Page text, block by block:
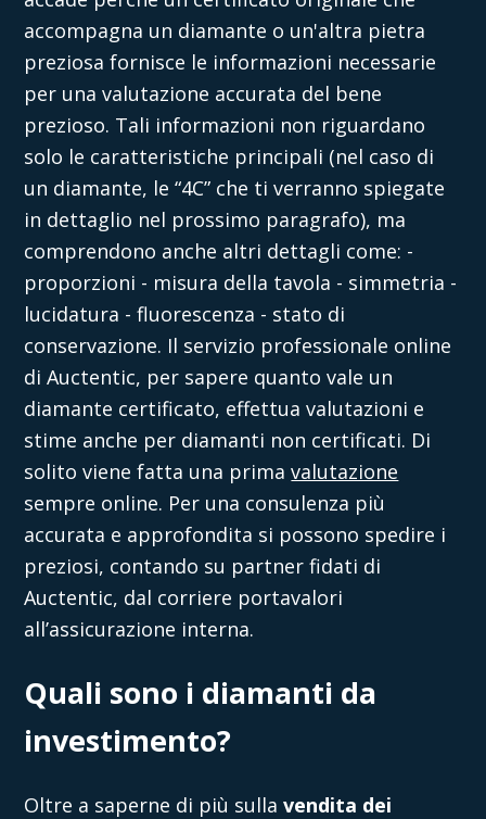
accompagna un diamante o un'altra pietra
preziosa fornisce le informazioni necessarie
per una valutazione accurata del bene
prezioso. Tali informazioni non riguardano
solo le caratteristiche principali (nel caso di
un diamante, le “4C” che ti verranno spiegate
in dettaglio nel prossimo paragrafo), ma
comprendono anche altri dettagli come: -
proporzioni - misura della tavola - simmetria -
lucidatura - fluorescenza - stato di
conservazione. Il servizio professionale online
diAuctentic, per sapere quanto vale un
diamante certificato, effettua valutazioni e
stime anche per diamanti non certificati. Di
solito viene fatta una primavalutazione
sempre online. Per una consulenza più
accurata e approfondita si possono spedire i
preziosi, contando su partner fidati di
Auctentic, dal corriere portavalori
all’assicurazione interna.
Quali sono i diamanti da
investimento?
Oltre a saperne di più sullavendita dei